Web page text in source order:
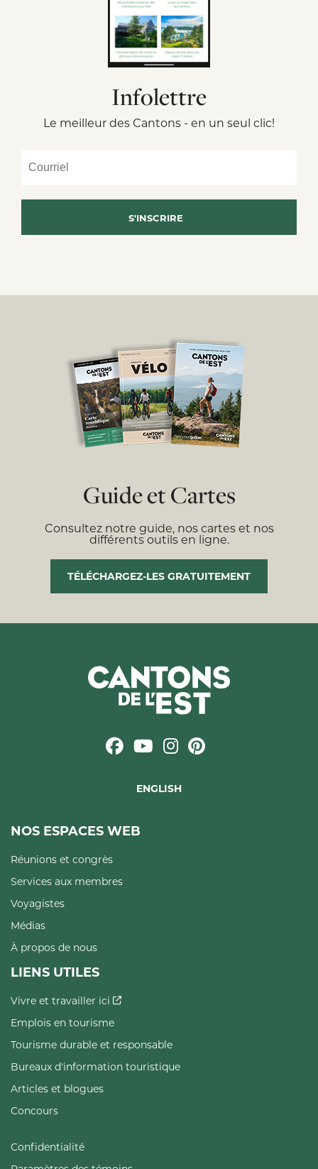
Infolettre
Le meilleur des Cantons - en un seul clic!
Guide et Cartes
Consultez notre guide, nos cartes et nos
différents outils en ligne.
TÉLÉCHARGEZ-LES GRATUITEMENT
ENGLISH
NOS ESPACES WEB
Réunions et congrès
Services aux membres
Voyagistes
Médias
À propos de nous
LIENS UTILES
Vivre et travailler ici
Emplois en tourisme
Tourisme durable et responsable
Bureaux d'information touristique
Articles et blogues
Concours
Confidentialité